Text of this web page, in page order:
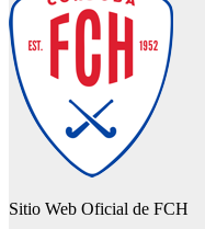
Sitio Web Oficial de FCH